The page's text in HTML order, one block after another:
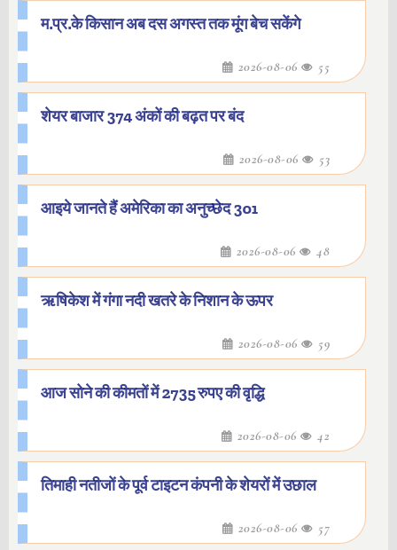
म.प्र.के किसान अब दस अगस्त तक मूंग बेच सकेंगे
2026-08-06 55
शेयर बाजार 374 अंकों की बढ़त पर बंद
2026-08-06 53
आइये जानते हैं अमेरिका का अनुच्छेद 301
2026-08-06 48
ऋषिकेश में गंगा नदी खतरे के निशान के ऊपर
2026-08-06 59
आज सोने की कीमतों में 2735 रुपए की वृद्धि
2026-08-06 42
तिमाही नतीजों के पूर्व टाइटन कंपनी के शेयरों में उछाल
2026-08-06 57